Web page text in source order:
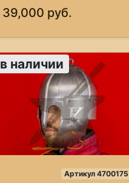
39,000 руб.
в наличии
Артикул 4700175